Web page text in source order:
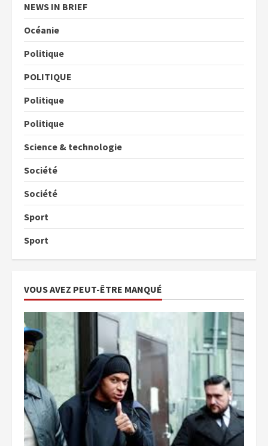
NEWS IN BRIEF
Océanie
Politique
POLITIQUE
Politique
Politique
Science & technologie
Société
Société
Sport
Sport
VOUS AVEZ PEUT-ÊTRE MANQUÉ